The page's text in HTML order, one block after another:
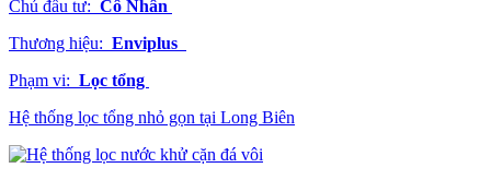
Chủ đầu tư: Cô Nhân
Thương hiệu: Enviplus
Phạm vi: Lọc tổng
Hệ thống lọc tổng nhỏ gọn tại Long Biên